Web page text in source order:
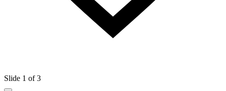
Slide 1 of 3